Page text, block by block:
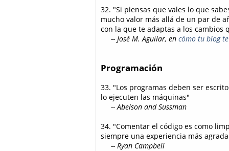
32. "Si piensas que vales lo que
mucho valor más allá de un par de
con la que te adaptas a los
-- José M. Aguilar, en cómo tu blog
Programación
33. "Los programas deben ser
lo ejecuten las máquinas"
-- Abelson and Sussman
34. "Comentar el código es como
siempre una experiencia más
-- Ryan Campbell